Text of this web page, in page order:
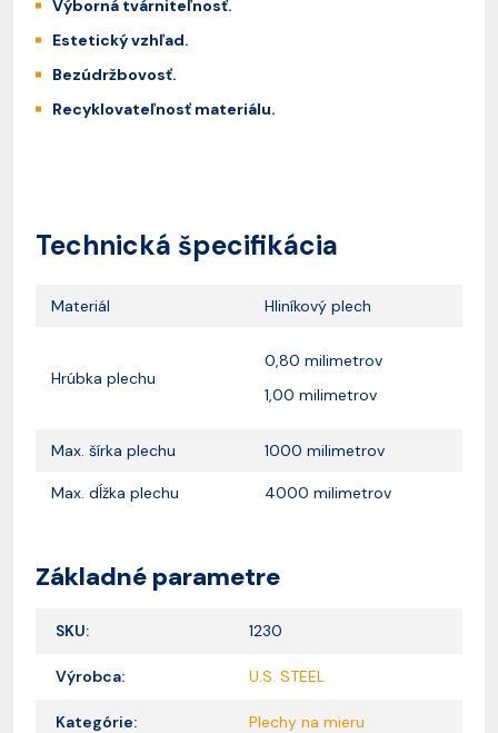
Výborná tvárniteľnosť.
Estetický vzhľad.
Bezúdržbovosť.
Recyklovateľnosť materiálu.
Technická špecifikácia
Materiál Hliníkový plech
Hrúbka plechu
0,80 milimetrov
1,00 milimetrov
Max. šírka plechu 1000 milimetrov
Max. dĺžka plechu 4000 milimetrov
Základné parametre
SKU: 1230
Výrobca: U.S. STEEL
Kategórie: Plechy na mieru